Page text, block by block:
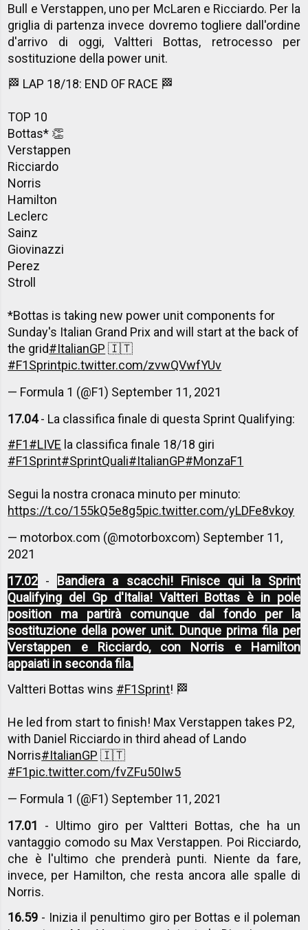
Bull e Verstappen, uno per McLaren e Ricciardo. Per la
griglia di partenza invece dovremo togliere dall'ordine
d'arrivo di oggi, Valtteri Bottas, retrocesso per
sostituzione della power unit.
🏁 LAP 18/18: END OF RACE 🏁
TOP 10
Bottas* 👏
Verstappen
Ricciardo
Norris
Hamilton
Leclerc
Sainz
Giovinazzi
Perez
Stroll
*Bottas is taking new power unit components for
Sunday's Italian Grand Prix and will start at the back of
the grid#ItalianGP 🇮🇹
#F1Sprintpic.twitter.com/zvwQVwfYUv
— Formula 1 (@F1) September 11, 2021
17.04- La classifica finale di questa Sprint Qualifying:
#F1#LIVE la classifica finale 18/18 giri
#F1Sprint#SprintQuali#ItalianGP#MonzaF1
Segui la nostra cronaca minuto per minuto:
https://t.co/155kQ5e8g5pic.twitter.com/yLDFe8vkoy
— motorbox.com (@motorboxcom) September 11,
2021
17.02 - Bandiera a scacchi! Finisce qui la Sprint
Qualifying del Gp d'Italia! Valtteri Bottas è in pole
position ma partirà comunque dal fondo per la
sostituzione della power unit. Dunque prima fila per
Verstappen e Ricciardo, con Norris e Hamilton
appaiati in seconda fila.
Valtteri Bottas wins #F1Sprint! 🏁
He led from start to finish! Max Verstappen takes P2,
with Daniel Ricciardo in third ahead of Lando
Norris#ItalianGP 🇮🇹
#F1pic.twitter.com/fvZFu50Iw5
— Formula 1 (@F1) September 11, 2021
17.01 - Ultimo giro per Valtteri Bottas, che ha un
vantaggio comodo su Max Verstappen. Poi Ricciardo,
che è l'ultimo che prenderà punti. Niente da fare,
invece, per Hamilton, che resta ancora alle spalle di
Norris.
16.59 - Inizia il penultimo giro per Bottas e il poleman